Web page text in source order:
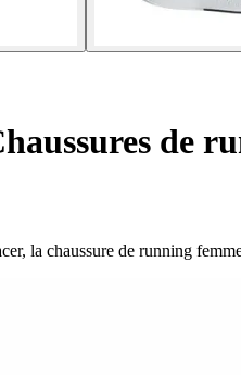
de
la chaussure de running